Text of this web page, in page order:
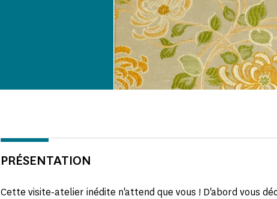
PRÉSENTATION
Cette visite-atelier inédite n'attend que vous ! D'abord vous